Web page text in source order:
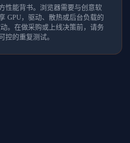
性能背书。浏览器需要与创意软
GPU，驱动、散热或后台负载的
。在做采购或上线决策前，请务
控的重复测试。